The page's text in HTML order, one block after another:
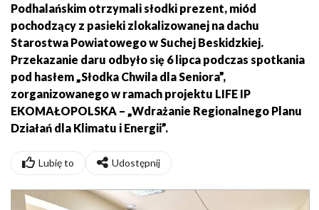
Podhalańskim otrzymali słodki prezent, miód
pochodzący z pasieki zlokalizowanej na dachu
Starostwa Powiatowego w Suchej Beskidzkiej.
Przekazanie daru odbyło się 6 lipca podczas spotkania
pod hasłem „Słodka Chwila dla Seniora”,
zorganizowanego w ramach projektu LIFE IP
EKOMAŁOPOLSKA – „Wdrażanie Regionalnego Planu
Działań dla Klimatu i Energii”.
Lubię to Udostępnij